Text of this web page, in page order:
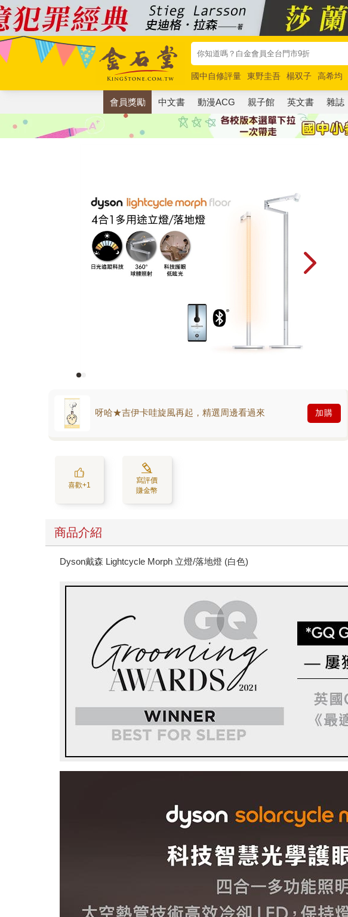
國中自修評量 東野圭吾 楊双子 高希均
唯紅花綻放
奧德賽 路邊攤新作 馬斯克
會員獎勵 中文書 動漫ACG 親子館 英文書 雜誌
呀哈★吉伊卡哇旋風再起，精選周邊看過來 加購
喜歡+1
寫評價
賺金幣
商品介紹
Dyson戴森 Lightcycle Morph 立燈/落地燈 (白色)